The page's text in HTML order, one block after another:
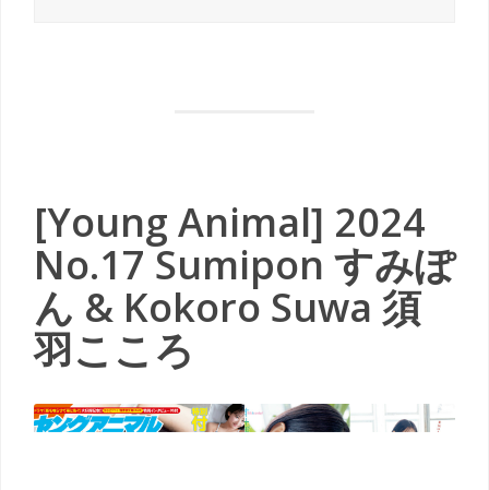
[Young Animal] 2024
No.17 Sumipon すみぽ
ん & Kokoro Suwa 須
羽こころ